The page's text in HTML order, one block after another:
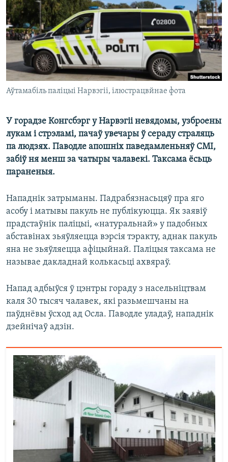
КУЛЬТУРА
КАЛЯНДАР
МОВА
НА ХВАЛЯХ СВАБОДЫ
Аўтамабіль паліцыі Нарвэгіі, ілюстрацвйнае фота
У горадзе Конгсбэрг у Нарвэгіі невядомы, узброены
лукам і стрэламі, пачаў увечары ў сераду страляць
па людзях. Паводле апошніх паведамленьняў СМІ,
забіў ня менш за чатыры чалавекі. Таксама ёсьць
параненыя.
Нападнік затрыманы. Падрабязнасьцяў пра яго
асобу і матывы пакуль не публікуюцца. Як заявіў
прадстаўнік паліцыі, «натуральнай» у падобных
абставінах зьяўляецца вэрсія тэракту, аднак пакуль
яна не зьяўляецца афіцыйнай. Паліцыя таксама не
называе дакладнай колькасьці ахвяраў.
Напад адбыўся ў цэнтры гораду з насельніцтвам
каля 30 тысяч чалавек, які разьмешчаны на
паўднёвы ўсход ад Осла. Паводле уладаў, нападнік
дзейнічаў адзін.